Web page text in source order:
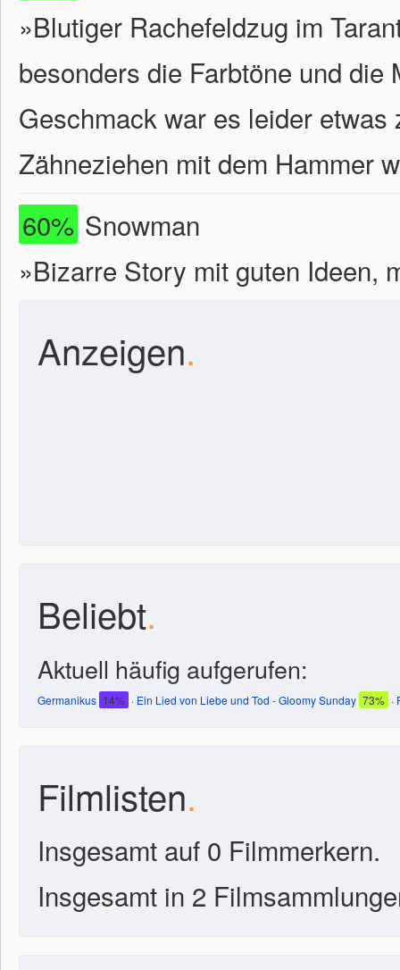
»Blutiger Rachefeldzug im
besonders die Farbtöne und
Geschmack war es leider
Zähneziehen mit dem Hammer
60% Snowman
»Bizarre Story mit guten Ideen,
Anzeigen.
Beliebt.
Aktuell häufig aufgerufen:
Germanikus 14% · Ein Lied von Liebe und Tod - Gloomy Sunday 73% ·
Filmlisten.
Insgesamt auf 0 Filmmerkern.
Insgesamt in 2